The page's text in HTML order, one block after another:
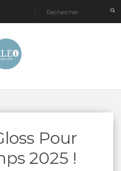
Pour
2025 !